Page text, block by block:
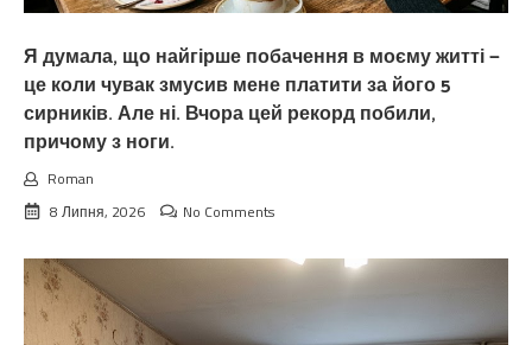
Я думала, що найгірше побачення в моєму житті —
це коли чувак змусив мене платити за його 5
сирників. Але ні. Вчора цей рекорд побили,
причому з ноги.
Roman
8 Липня, 2026
No Comments